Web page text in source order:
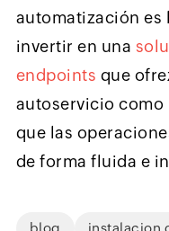
automatización es
invertir en una
endpoints que
autoservicio como
que las
de forma fluida e